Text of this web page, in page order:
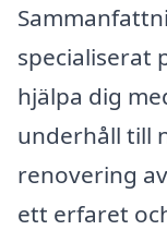
specialiserat
hjälpa dig
underhåll till
renovering
ett erfaret